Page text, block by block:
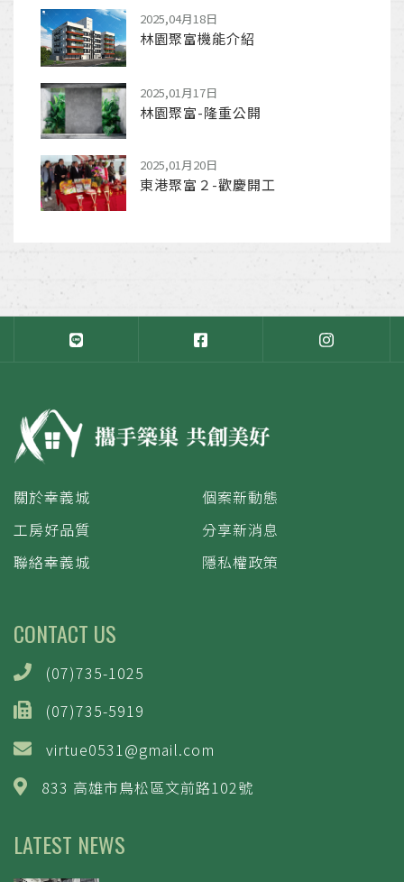
2025,04月18日
林園聚富機能介紹
2025,01月17日
林園聚富-隆重公開
2025,01月20日
東港聚富２-歡慶開工
關於幸義城
個案新動態
工房好品質
分享新消息
聯絡幸義城
隱私權政策
CONTACT US
(07)735-1025
(07)735-5919
virtue0531@gmail.com
833 高雄市鳥松區文前路102號
LATEST NEWS